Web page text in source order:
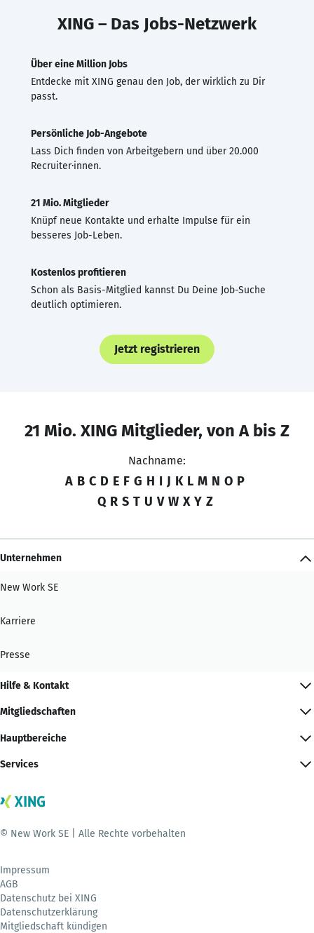
XING – Das Jobs-Netzwerk
Über eine Million Jobs
Entdecke mit XING genau den Job, der wirklich zu Dir
passt.
Persönliche Job-Angebote
Lass Dich finden von Arbeitgebern und über 20.000
Recruiter·innen.
21 Mio. Mitglieder
Knüpf neue Kontakte und erhalte Impulse für ein
besseres Job-Leben.
Kostenlos profitieren
Schon als Basis-Mitglied kannst Du Deine Job-Suche
deutlich optimieren.
Jetzt registrieren
21 Mio. XING Mitglieder, von A bis Z
Nachname:
A B C D E F G H I J K L M N O P
Q R S T U V W X Y Z
Unternehmen
New Work SE
Karriere
Presse
Hilfe & Kontakt
Mitgliedschaften
Hauptbereiche
Services
© New Work SE | Alle Rechte vorbehalten
Impressum
AGB
Datenschutz bei XING
Datenschutzerklärung
Mitgliedschaft kündigen